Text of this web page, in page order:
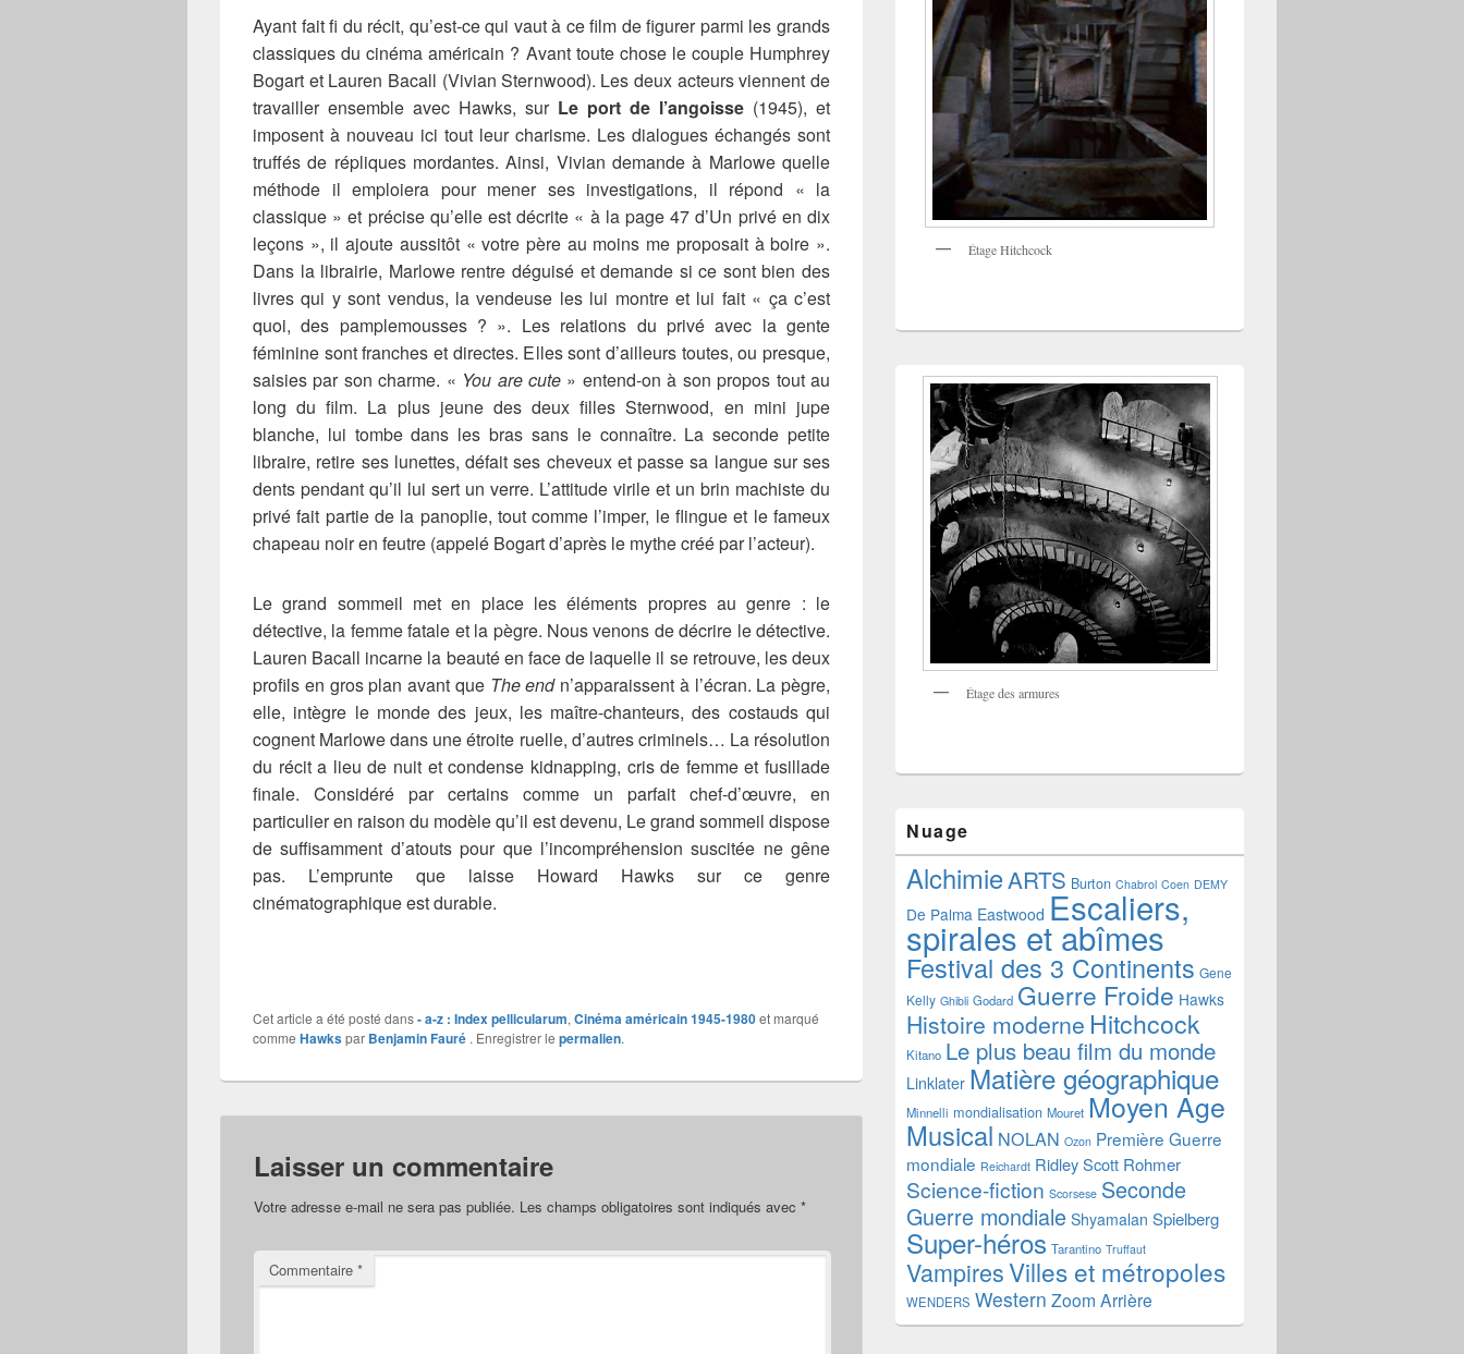
Ayant fait fi du récit, qu’est-ce qui vaut à ce film de figurer parmi les grands
classiques du cinéma américain ? Avant toute chose le couple Humphrey
Bogart et Lauren Bacall (Vivian Sternwood). Les deux acteurs viennent de
travailler ensemble avec Hawks, sur Le port de l’angoisse (1945), et
imposent à nouveau ici tout leur charisme. Les dialogues échangés sont
truffés de répliques mordantes. Ainsi, Vivian demande à Marlowe quelle
méthode il emploiera pour mener ses investigations, il répond « la
classique » et précise qu’elle est décrite « à la page 47 d’Un privé en dix
leçons », il ajoute aussitôt « votre père au moins me proposait à boire ».
Dans la librairie, Marlowe rentre déguisé et demande si ce sont bien des
livres qui y sont vendus, la vendeuse les lui montre et lui fait « ça c’est
quoi, des pamplemousses ? ». Les relations du privé avec la gente
féminine sont franches et directes. Elles sont d’ailleurs toutes, ou presque,
saisies par son charme. « You are cute » entend-on à son propos tout au
long du film. La plus jeune des deux filles Sternwood, en mini jupe
blanche, lui tombe dans les bras sans le connaître. La seconde petite
libraire, retire ses lunettes, défait ses cheveux et passe sa langue sur ses
dents pendant qu’il lui sert un verre. L’attitude virile et un brin machiste du
privé fait partie de la panoplie, tout comme l’imper, le flingue et le fameux
chapeau noir en feutre (appelé Bogart d’après le mythe créé par l’acteur).
Le grand sommeil met en place les éléments propres au genre : le
détective, la femme fatale et la pègre. Nous venons de décrire le détective.
Lauren Bacall incarne la beauté en face de laquelle il se retrouve, les deux
profils en gros plan avant que The endn’apparaissent à l’écran. La pègre,
elle, intègre le monde des jeux, les maître-chanteurs, des costauds qui
cognent Marlowe dans une étroite ruelle, d’autres criminels… La résolution
du récit a lieu de nuit et condense kidnapping, cris de femme et fusillade
finale. Considéré par certains comme un parfait chef-d’œuvre, en
particulier en raison du modèle qu’il est devenu, Le grand sommeil dispose
de suffisamment d’atouts pour que l’incompréhension suscitée ne gêne
pas. L’emprunte que laisse Howard Hawks sur ce genre
cinématographique est durable.
Cet article a été posté dans- a-z : Index pellicularum, Cinéma américain 1945-1980et marqué
comme Hawkspar Benjamin Fauré . Enregistrer le permalien.
Laisser un commentaire
Votre adresse e-mail ne sera pas publiée. Les champs obligatoires sont indiqués avec *
Commentaire *
Étage Hitchcock
Étage des armures
Nuage
AlchimieARTS Burton Chabrol Coen DEMY
De Palma Eastwood Escaliers,
spirales et abîmes
Festival des 3 Continents Gene
Kelly Ghibli Godard Guerre Froide Hawks
Histoire moderne Hitchcock
Kitano Le plus beau film du monde
Linklater Matière géographique
Minnelli mondialisation Mouret Moyen Age
Musical NOLAN Ozon Première Guerre
mondiale Reichardt Ridley Scott Rohmer
Science-fiction Scorsese Seconde
Guerre mondiale Shyamalan Spielberg
Super-héros Tarantino Truffaut
VampiresVilles et métropoles
WENDERS Western Zoom Arrière